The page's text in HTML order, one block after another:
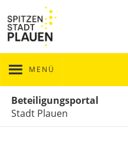
MENÜ
Beteiligungsportal
Stadt Plauen